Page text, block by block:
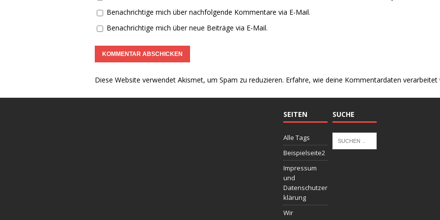
Benachrichtige mich über nachfolgende Kommentare via E-Mail.
Benachrichtige mich über neue Beiträge via E-Mail.
Diese Website verwendet Akismet, um Spam zu reduzieren. Erfahre, wie deine Kommentardaten verarbeitet
SEITEN
Alle Tags
Beispielseite2
Impressum
und
Datenschutzer
klärung
Wir
SUCHE